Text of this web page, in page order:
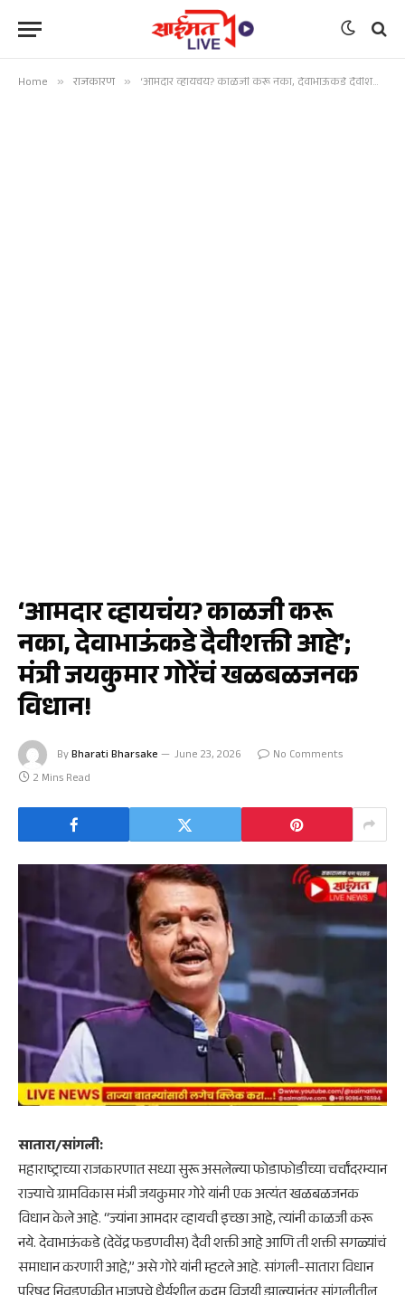
Home » राजकारण » ‘आमदार व्हायचंय? काळजी करू नका, देवाभाऊंकडे दैवीशक्ती आहे’; मंत्री जयकुमार गोरेंचं खळबळजनक विधान!
‘आमदार व्हायचंय? काळजी करू
नका, देवाभाऊंकडे दैवीशक्ती आहे’;
मंत्री जयकुमार गोरेंचं खळबळजनक
विधान!
ByBharati Bharsake June 23, 2026
No Comments
2 Mins Read
​सातारा/सांगली:
महाराष्ट्राच्या राजकारणात सध्या सुरू असलेल्या फोडाफोडीच्या चर्चांदरम्यान
राज्याचे ग्रामविकास मंत्री जयकुमार गोरे यांनी एक अत्यंत खळबळजनक
विधान केले आहे. “ज्यांना आमदार व्हायची इच्छा आहे, त्यांनी काळजी करू
नये. देवाभाऊंकडे (देवेंद्र फडणवीस) दैवी शक्ती आहे आणि ती शक्ती सगळ्यांचं
समाधान करणारी आहे,” असे गोरे यांनी म्हटले आहे. सांगली-सातारा विधान